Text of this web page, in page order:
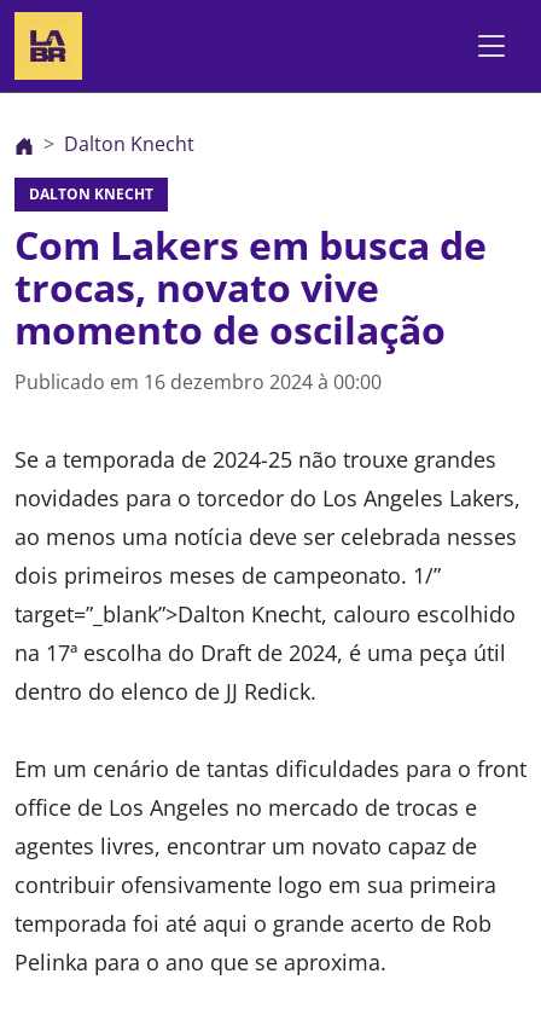
Dalton Knecht
DALTON KNECHT
Com Lakers em busca de
trocas, novato vive
momento de oscilação
Publicado em 16 dezembro 2024 à 00:00
Se a temporada de 2024-25 não trouxe grandes
novidades para o torcedor do Los Angeles Lakers,
ao menos uma notícia deve ser celebrada nesses
dois primeiros meses de campeonato. 1/”
target=”_blank”>Dalton Knecht, calouro escolhido
na 17ª escolha do Draft de 2024, é uma peça útil
dentro do elenco de JJ Redick.
Em um cenário de tantas dificuldades para o front
office de Los Angeles no mercado de trocas e
agentes livres, encontrar um novato capaz de
contribuir ofensivamente logo em sua primeira
temporada foi até aqui o grande acerto de Rob
Pelinka para o ano que se aproxima.